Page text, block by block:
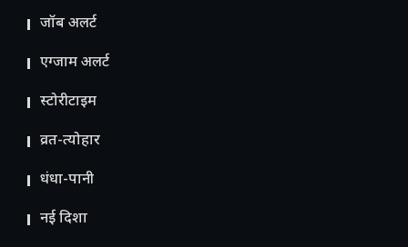
जॉब अलर्ट
एग्जाम अलर्ट
स्टोरीटाइम
व्रत-त्योहार
धंधा-पानी
नई दिशा